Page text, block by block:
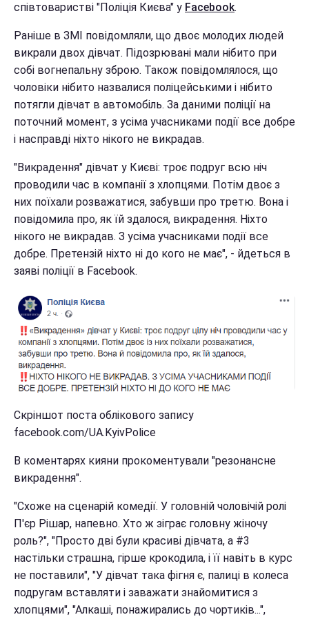
співтоваристві "Поліція Києва" у Facebook.
Раніше в ЗМІ повідомляли, що двоє молодих людей
викрали двох дівчат. Підозрювані мали нібито при
собі вогнепальну зброю. Також повідомлялося, що
чоловіки нібито назвалися поліцейськими і нібито
потягли дівчат в автомобіль. За даними поліції на
поточний момент, з усіма учасниками події все добре
і насправді ніхто нікого не викрадав.
"Викрадення" дівчат у Києві: троє подруг всю ніч
проводили час в компанії з хлопцями. Потім двоє з
них поїхали розважатися, забувши про третю. Вона і
повідомила про, як їй здалося, викрадення. Ніхто
нікого не викрадав. З усіма учасниками події все
добре. Претензій ніхто ні до кого не має", - йдеться в
заяві поліції в Facebook.
Скріншот поста облікового запису
facebook.com/UA.KyivPolice
В коментарях кияни прокоментували "резонансне
викрадення".
"Схоже на сценарій комедії. У головній чоловічій ролі
П'єр Рішар, напевно. Хто ж зіграє головну жіночу
роль?", "Просто дві були красиві дівчата, а #3
настільки страшна, гірше крокодила, і її навіть в курс
не поставили", "У дівчат така фігня є, палиці в колеса
подругам вставляти і заважати знайомитися з
хлопцями", "Алкаші, понажирались до чортиків...",